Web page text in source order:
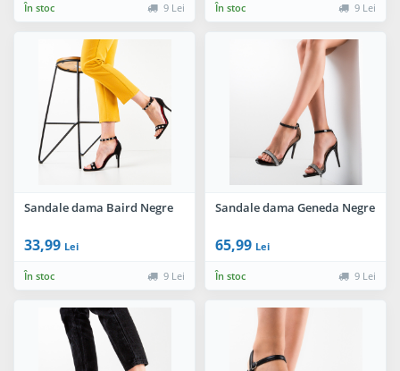
În stoc 9 Lei În stoc 9 Lei
Sandale dama Baird Negre
33,99 Lei
În stoc 9 Lei
Sandale dama Geneda Negre
65,99 Lei
În stoc 9 Lei